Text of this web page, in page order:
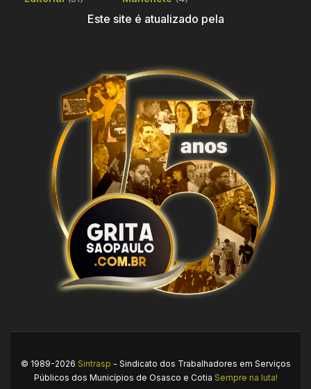
Este site é atualizado pela
© 1989-2026 Sintrasp - Sindicato dos Trabalhadores em Serviços
Públicos dos Municípios de Osasco e Cotia Sempre na luta!